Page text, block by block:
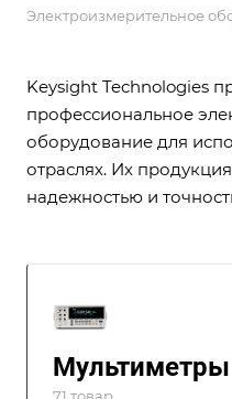
Электроизмерительное
Keysight Technologies
профессиональное
оборудование для
отраслях. Их
надежностью и
Мультиметры